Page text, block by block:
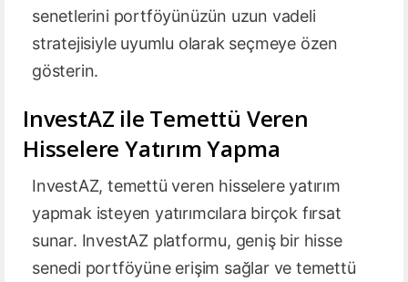
senetlerini portföyünüzün uzun vadeli
stratejisiyle uyumlu olarak seçmeye özen
gösterin.
InvestAZ ile Temettü Veren
Hisselere Yatırım Yapma
InvestAZ, temettü veren hisselere yatırım
yapmak isteyen yatırımcılara birçok fırsat
sunar. InvestAZ platformu, geniş bir hisse
senedi portföyüne erişim sağlar ve temettü